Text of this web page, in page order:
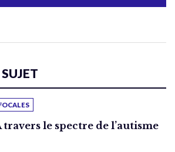
travers le spectre de l’autisme